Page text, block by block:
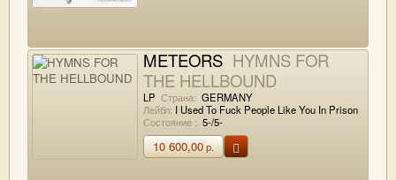
METEORS HYMNS FOR
THE HELLBOUND
LP Страна: GERMANY
Лейбл: I Used To Fuck People Like You In Prison
Состояние : 5-/5-
10 600,00р.